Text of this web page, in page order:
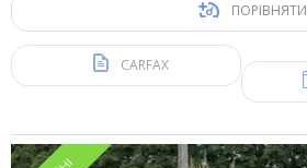
ПОРІВНЯТИ
CARFAX